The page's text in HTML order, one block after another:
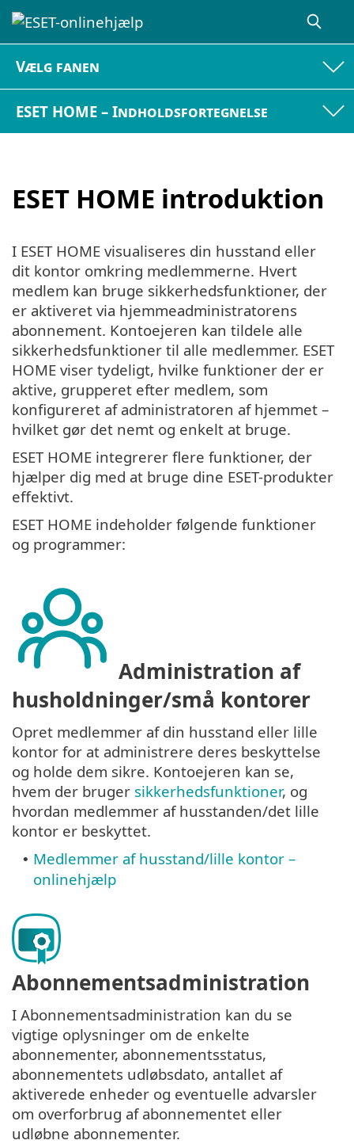
Vælg fanen
ESET HOME – Indholdsfortegnelse
ESET HOME introduktion
I ESET HOME visualiseres din husstand eller
dit kontor omkring medlemmerne. Hvert
medlem kan bruge sikkerhedsfunktioner, der
er aktiveret via hjemmeadministratorens
abonnement. Kontoejeren kan tildele alle
sikkerhedsfunktioner til alle medlemmer. ESET
HOME viser tydeligt, hvilke funktioner der er
aktive, grupperet efter medlem, som
konfigureret af administratoren af hjemmet –
hvilket gør det nemt og enkelt at bruge.
ESET HOME integrerer flere funktioner, der
hjælper dig med at bruge dine ESET-produkter
effektivt.
ESET HOME indeholder følgende funktioner
og programmer:
Administration af
husholdninger/små kontorer
Opret medlemmer af din husstand eller lille
kontor for at administrere deres beskyttelse
og holde dem sikre. Kontoejeren kan se,
hvem der bruger sikkerhedsfunktioner, og
hvordan medlemmer af husstanden/det lille
kontor er beskyttet.
• Medlemmer af husstand/lille kontor –
onlinehjælp
Abonnementsadministration
I Abonnementsadministration kan du se
vigtige oplysninger om de enkelte
abonnementer, abonnementsstatus,
abonnementets udløbsdato, antallet af
aktiverede enheder og eventuelle advarsler
om overforbrug af abonnementet eller
udløbne abonnementer.